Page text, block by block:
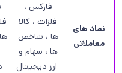
نماد های
معاملاتی
فارکس ،
فلزات ، کالا
ها ، شاخص
ها ، سهام و
ارز دیجیتال